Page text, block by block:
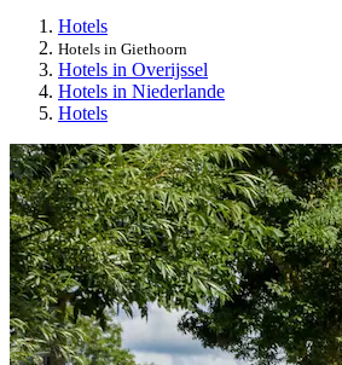
Hotels
Hotels in Giethoorn
Hotels in Overijssel
Hotels in Niederlande
Hotels